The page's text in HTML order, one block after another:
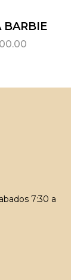
BARBIE
7:30 a